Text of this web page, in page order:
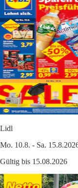
Lidl
Mo. 10.8. - Sa.
Gültig bis 15.08.2026